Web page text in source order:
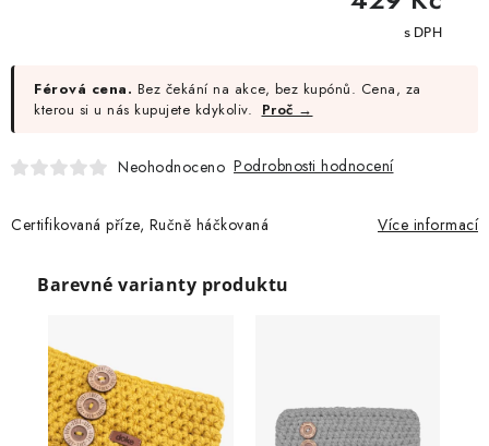
Neohodnoceno Podrobnosti hodnocení
Férová cena. Bez čekání na akce, bez kupónů. Cena, za
kterou si u nás kupujete kdykoliv. Proč →
Certifikovaná příze, Ručně háčkovaná Více informací